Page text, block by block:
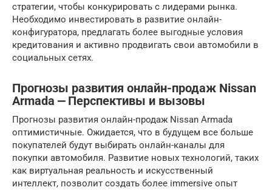
стратегии, чтобы конкурировать с лидерами рынка.
Необходимо инвестировать в развитие онлайн-
конфигуратора, предлагать более выгодные условия
кредитования и активно продвигать свои автомобили в
социальных сетях.
Прогнозы развития онлайн-продаж Nissan
Armada ⎼ Перспективы и вызовы
Прогнозы развития онлайн-продаж Nissan Armada
оптимистичные. Ожидается, что в будущем все больше
покупателей будут выбирать онлайн-каналы для
покупки автомобиля. Развитие новых технологий, таких
как виртуальная реальность и искусственный
интеллект, позволит создать более immersive опыт